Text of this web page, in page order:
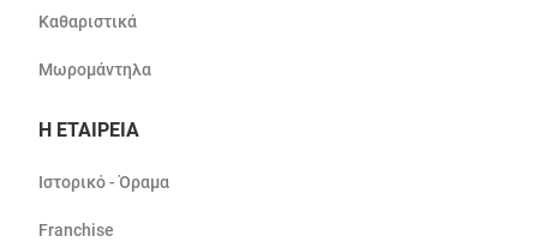
Καθαριστικά
Μωρομάντηλα
Η ΕΤΑΙΡΕΙΑ
Ιστορικό - Όραμα
Franchise